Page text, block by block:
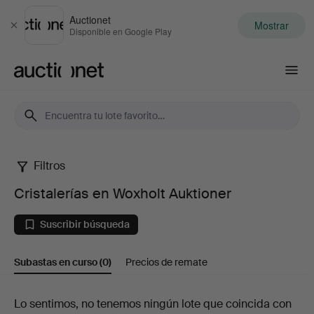
Cerrar
Auctionet
Disponible en Google Play Mostrar
Cristalerías
en
Woxholt
Auktioner
Filtros
Cristalerías en Woxholt Auktioner
Suscribir búsqueda
Subastas en curso(0) Precios de remate
Subastas
Lo sentimos, no tenemos ningún lote que coincida con